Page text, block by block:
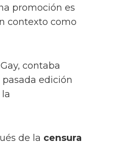
promoción es
contexto como
contaba
edición
de la censura